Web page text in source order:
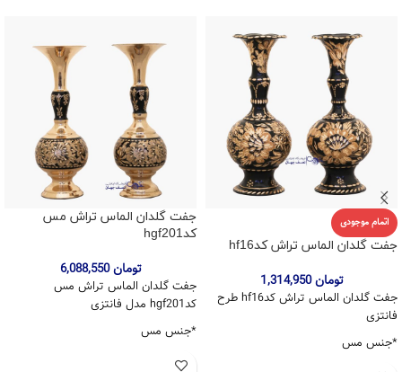
اتمام موجودی
جفت گلدان الماس تراش کدhf16
تومان1,314,950
جفت گلدان الماس تراش کدhf16 طرح
فانتزی
*جنس مس
جفت گلدان الماس تراش مس
کدhgf201
تومان6,088,550
جفت گلدان الماس تراش مس
کدhgf201 مدل فانتزی
*جنس مس
*بسته 2 عددی